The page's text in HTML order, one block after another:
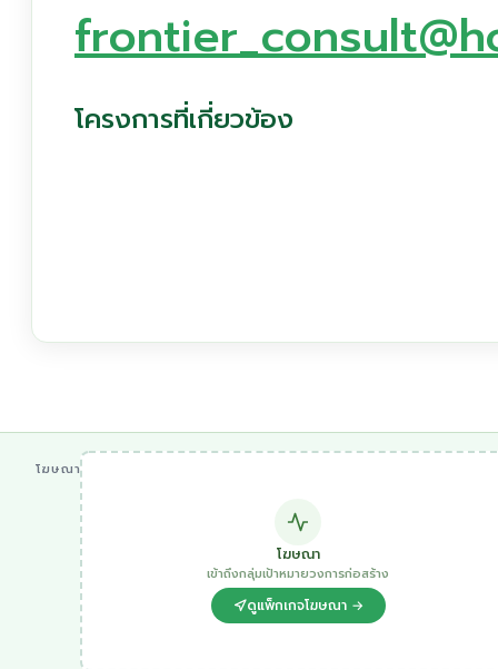
โครงการที่เกี่ยวข้อง
โฆษณา
โฆษณา
เข้าถึงกลุ่มเป้าหมายวงการก่อสร้าง
ดูแพ็กเกจโฆษณา →